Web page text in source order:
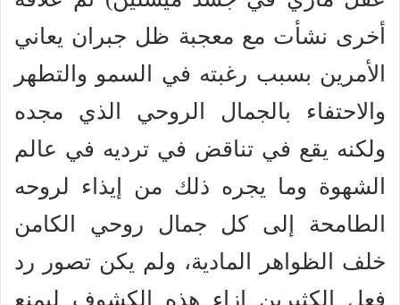
أخرى نشأت مع معجبة ظل جبران يعاني
الأمرين بسبب رغبته في السمو والتطهر
والاحتفاء بالجمال الروحي الذي مجده
ولكنه يقع في تناقض في ترديه في عالم
الشهوة وما يجره ذلك من إيذاء لروحه
الطامحة إلى كل جمال روحي الكامن
خلف الظواهر المادية، ولم يكن تصور رد
فعل الكثيرين إزاء هذه الكشوف ليمنع